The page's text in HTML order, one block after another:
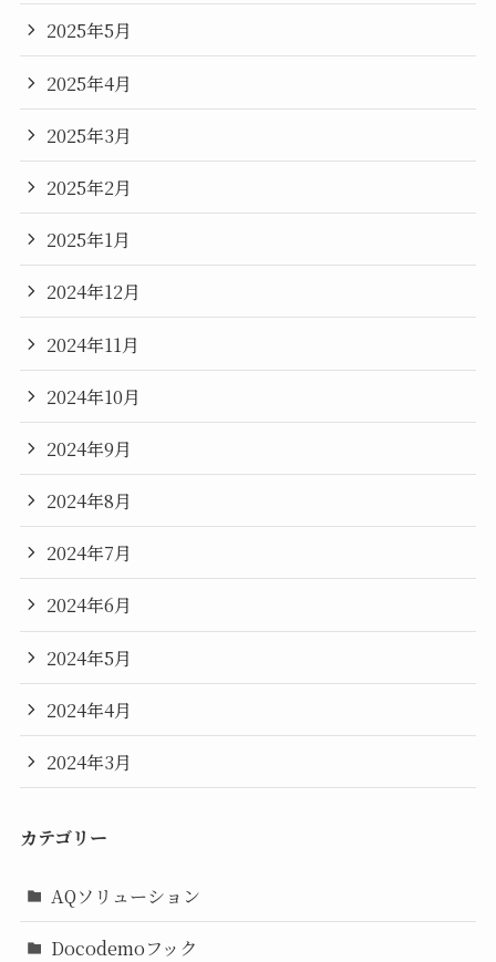
2025年5月
2025年4月
2025年3月
2025年2月
2025年1月
2024年12月
2024年11月
2024年10月
2024年9月
2024年8月
2024年7月
2024年6月
2024年5月
2024年4月
2024年3月
カテゴリー
AQソリューション
Docodemoフック